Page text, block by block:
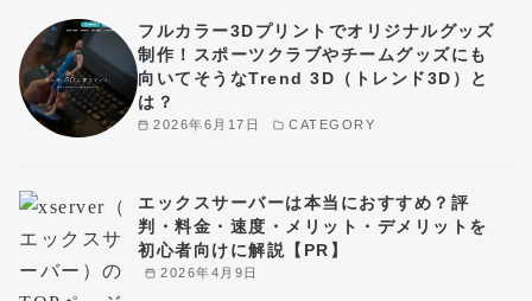
2026年6月17日 CATEGORY
フルカラー3Dプリントでオリジナルグッズ
制作！スポーツクラブやチームグッズにも
向いてそうなTrend 3D（トレンド3D）と
は？
2026年4月9日
エックスサーバーは本当におすすめ？評
判・料金・速度・メリット・デメリットを
初心者向けに解説【PR】